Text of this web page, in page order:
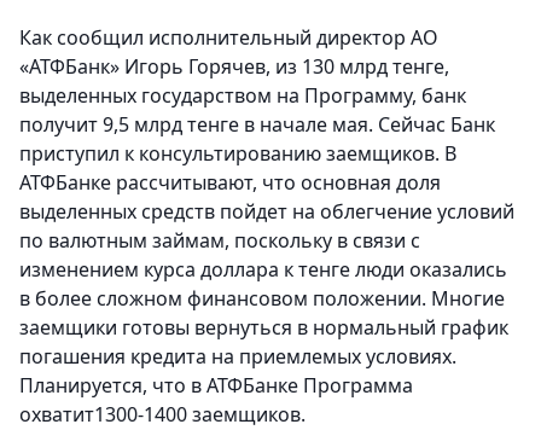
Как сообщил исполнительный директор АО
«АТФБанк» Игорь Горячев, из 130 млрд тенге,
выделенных государством на Программу, банк
получит 9,5 млрд тенге в начале мая. Сейчас Банк
приступил к консультированию заемщиков. В
АТФБанке рассчитывают, что основная доля
выделенных средств пойдет на облегчение условий
по валютным займам, поскольку в связи с
изменением курса доллара к тенге люди оказались
в более сложном финансовом положении. Многие
заемщики готовы вернуться в нормальный график
погашения кредита на приемлемых условиях.
Планируется, что в АТФБанке Программа
охватит1300-1400 заемщиков.